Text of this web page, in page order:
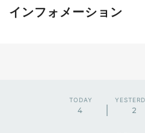
インフォメーション
TODAY
4 2